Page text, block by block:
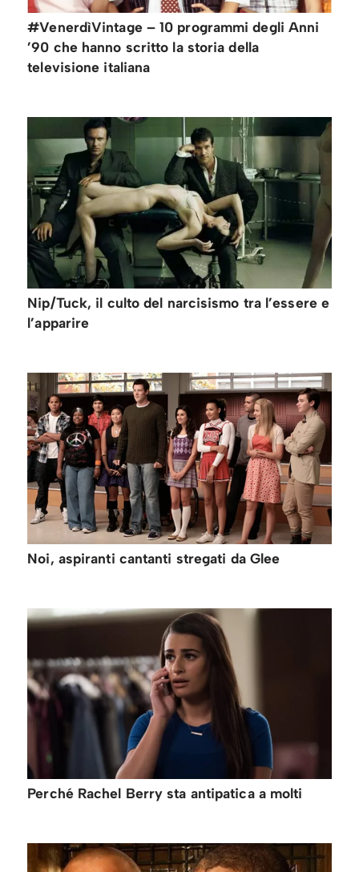
#VenerdìVintage – 10 programmi degli Anni
’90 che hanno scritto la storia della
televisione italiana
Nip/Tuck, il culto del narcisismo tra l’essere e
l’apparire
Noi, aspiranti cantanti stregati da Glee
Perché Rachel Berry sta antipatica a molti